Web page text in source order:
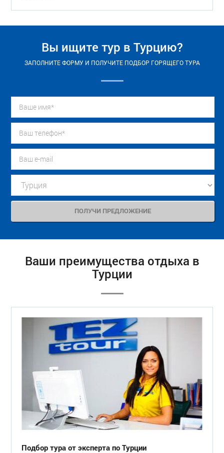
Вы ищите тур в Турцию?
ЗАПОЛНИТЕ ФОРМУ И ПОЛУЧИТЕ ПОДБОР ГОРЯЩЕГО ТУРА
Ваши преимущества отдыха в
Турции
Подбор тура от эксперта по Турции